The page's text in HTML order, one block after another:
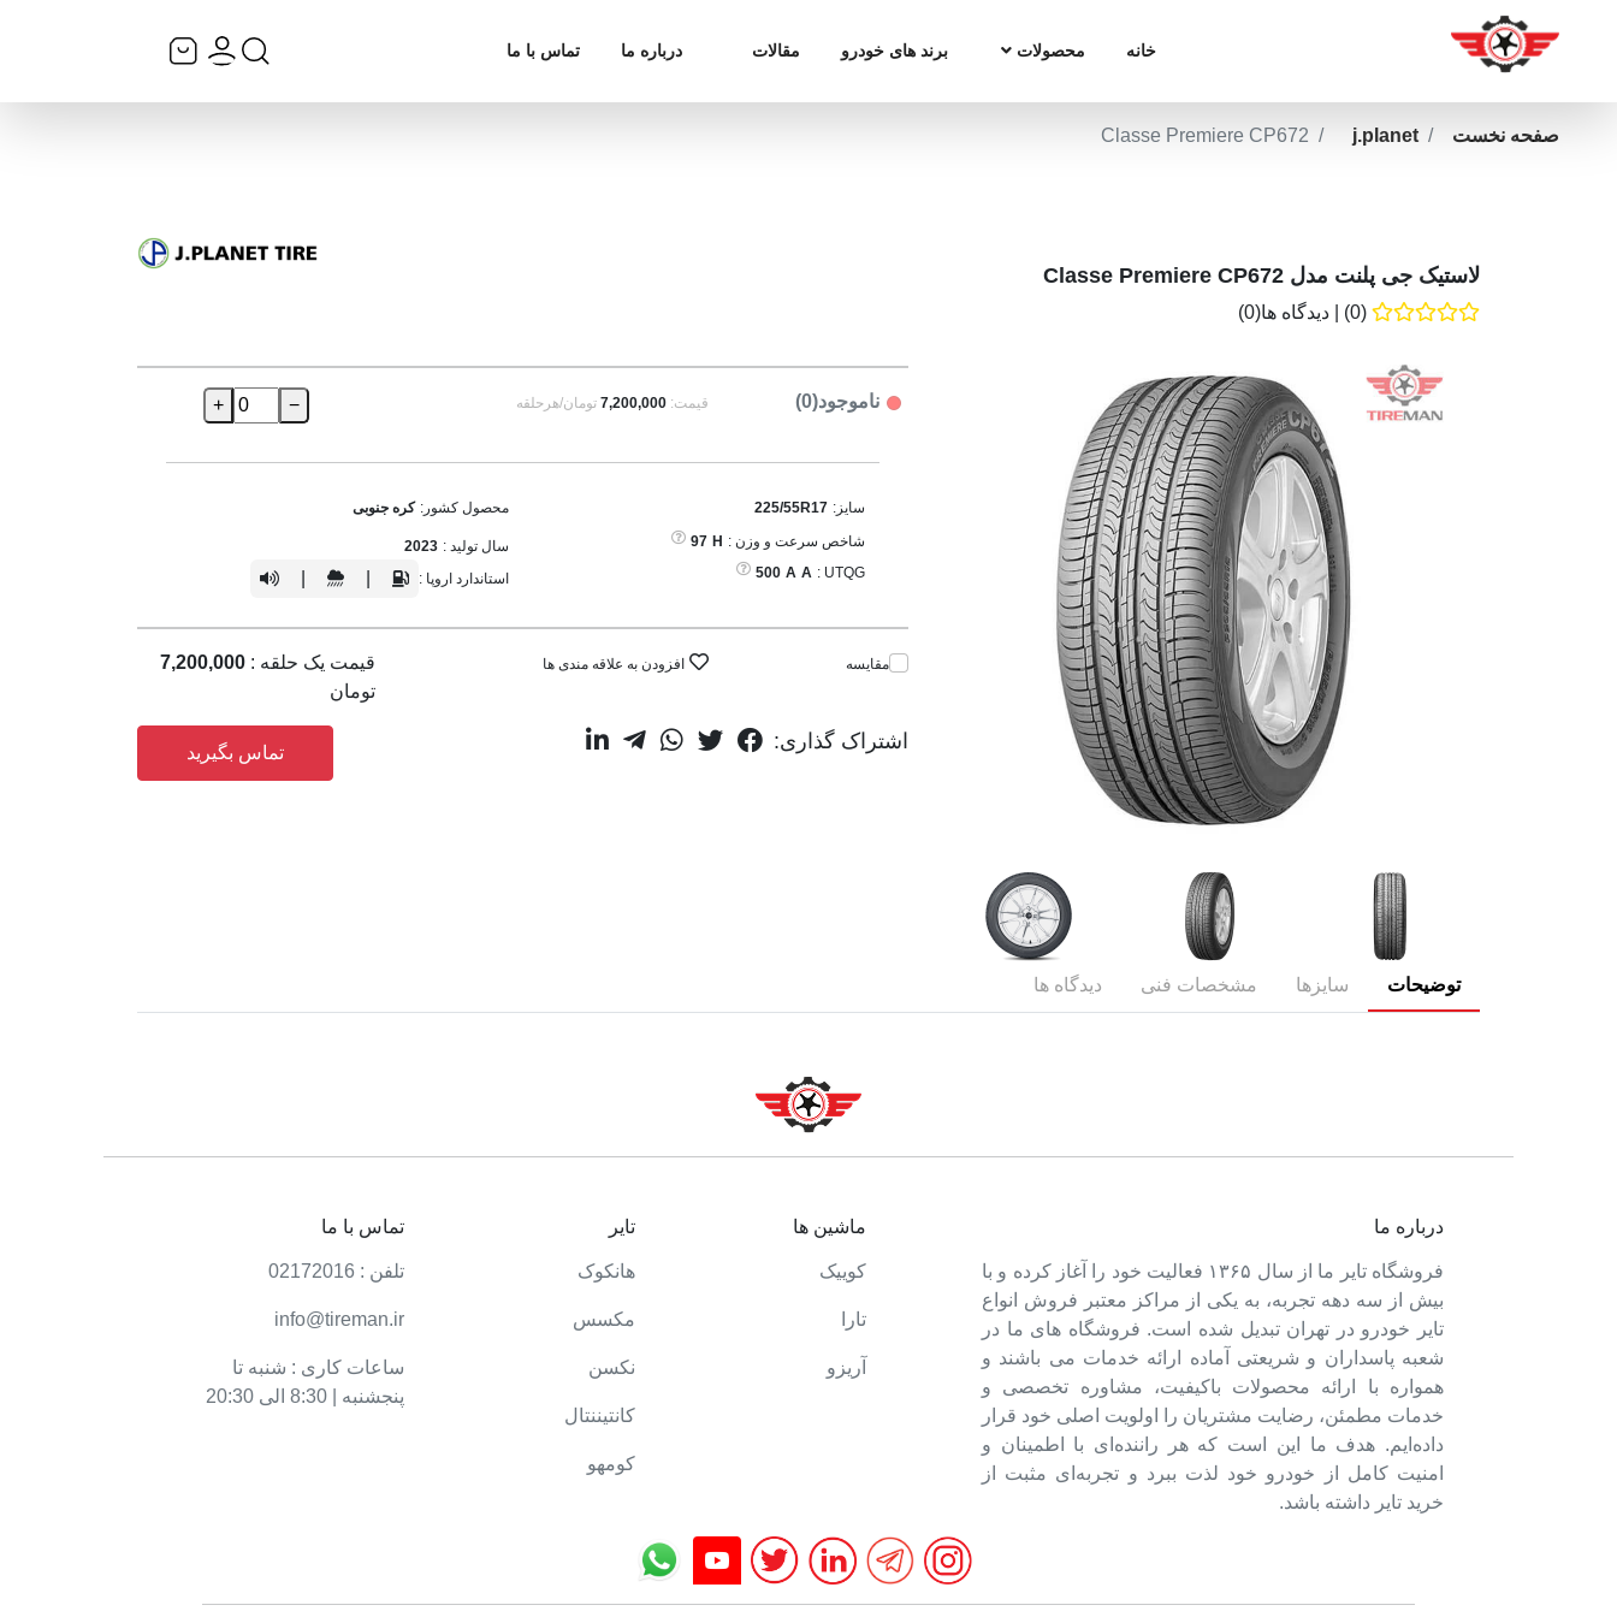
خانه محصولات برند های خودرو مقالات درباره ما تماس با ما
صفحه نخست j.planet
Classe Premiere CP672
لاستیک جی پلنت مدل Classe Premiere CP672
(0) دیدگاه ها(0)
ناموجود(0) قیمت:7,200,000 تومان/هرحلقه −
+
سایز: 225/55R17
شاخص سرعت و وزن : H
97
UTQG :
A
A
500
محصول کشور: کره جنوبی
سال تولید : 2023
استاندارد اروپا :
مقایسه افزودن به علاقه مندی ها قیمت یک حلقه : 7,200,000
تومان
اشتراک گذاری: تماس بگیرید
توضیحات سایزها مشخصات فنی دیدگاه ها
درباره ما
فروشگاه تایر ما از سال ۱۳۶۵ فعالیت خود را آغاز کرده و با
بیش از سه دهه تجربه، به یکی از مراکز معتبر فروش انواع
تایر خودرو در تهران تبدیل شده است. فروشگاه های ما در
شعبه پاسداران و شریعتی آماده ارائه خدمات می باشند و
همواره با ارائه محصولات باکیفیت، مشاوره تخصصی و
خدمات مطمئن، رضایت مشتریان را اولویت اصلی خود قرار
داده‌ایم. هدف ما این است که هر راننده‌ای با اطمینان و
امنیت کامل از خودرو خود لذت ببرد و تجربه‌ای مثبت از
خرید تایر داشته باشد.
ماشین ها
کوییک
تارا
آریزو
تایر
هانکوک
مکسس
نکسن
کانتیننتال
کومهو
تماس با ما
تلفن : 02172016
info@tireman.ir
ساعات کاری : شنبه تا
پنجشنبه | 8:30 الی 20:30